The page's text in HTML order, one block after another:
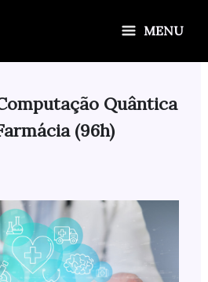
MENU
Quântica
(96h)